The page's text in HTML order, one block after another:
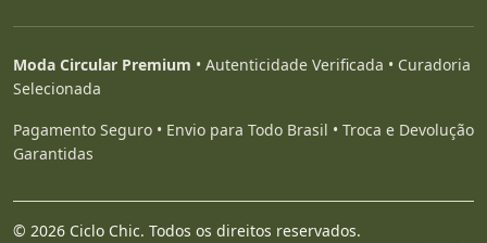
Moda Circular Premium • Autenticidade Verificada • Curadoria
Selecionada
Pagamento Seguro • Envio para Todo Brasil • Troca e Devolução
Garantidas
© 2026 Ciclo Chic. Todos os direitos reservados.